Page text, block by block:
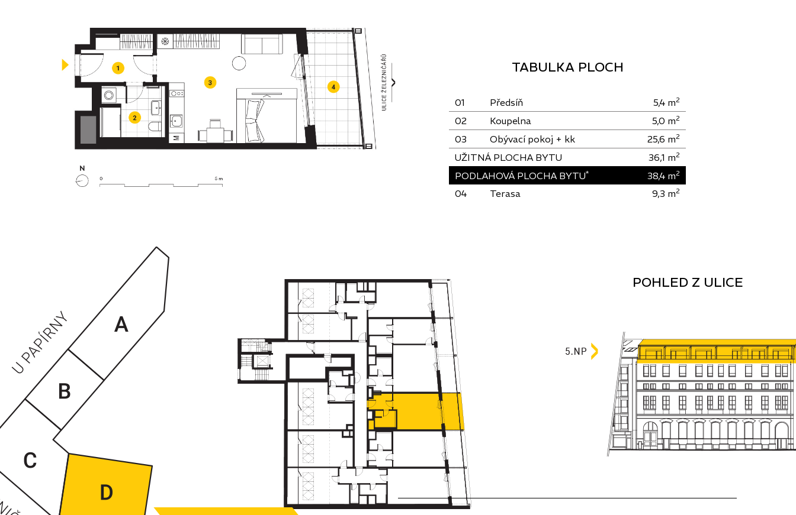
TABULKA PLOCH
01 Předsíň 5,4 m2
02 Koupelna 5,0 m2
03 Obývací pokoj + kk 25,6 m2
UŽITNÁ PLOCHA BYTU 36,1 m2
PODLAHOVÁ PLOCHA BYTU* 38,4 m2
04 Terasa 9,3 m2
PODLAŽÍ - 5.NP POHLED Z ULICE